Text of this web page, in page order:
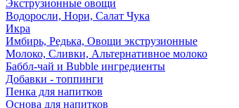
Экструзионные овощи
Водоросли, Нори, Салат Чука
Икра
Имбирь, Редька, Овощи экструзионные
Молоко, Сливки, Альтернативное молоко
Баббл-чай и Bubble ингредиенты
Добавки - топпинги
Пенка для напитков
Основа для напитков